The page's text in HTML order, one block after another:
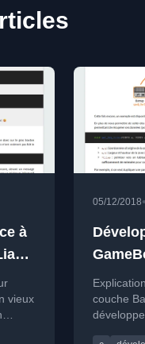
à
:
vieux
05/12/2018•
couche
«
couche